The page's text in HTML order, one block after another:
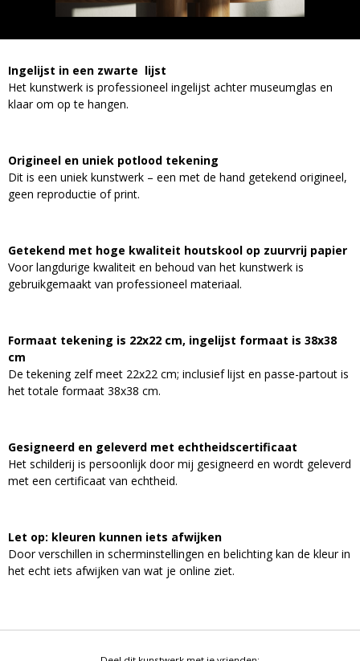
Ingelijst in een zwarte lijst
Het kunstwerk is professioneel ingelijst achter museumglas en
klaar om op te hangen.
Origineel en uniek potlood tekening
Dit is een uniek kunstwerk – een met de hand getekend origineel,
geen reproductie of print.
Getekend met hoge kwaliteit houtskool op zuurvrij papier
Voor langdurige kwaliteit en behoud van het kunstwerk is
gebruikgemaakt van professioneel materiaal.
Formaat tekening is 22x22 cm, ingelijst formaat is 38x38
cm
De tekening zelf meet 22x22 cm; inclusief lijst en passe-partout is
het totale formaat 38x38 cm.
Gesigneerd en geleverd met echtheidscertificaat
Het schilderij is persoonlijk door mij gesigneerd en wordt geleverd
met een certificaat van echtheid.
Let op: kleuren kunnen iets afwijken
Door verschillen in scherminstellingen en belichting kan de kleur in
het echt iets afwijken van wat je online ziet.